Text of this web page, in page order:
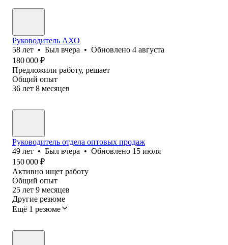
Руководитель АХО
58 лет • Был вчера • Обновлено 4 августа
180 000 ₽
Предложили работу, решает
Общий опыт
36 лет 8 месяцев
Руководитель отдела оптовых продаж
49 лет • Был вчера • Обновлено 15 июля
150 000 ₽
Активно ищет работу
Общий опыт
25 лет 9 месяцев
Другие резюме
Ещё 1 резюме